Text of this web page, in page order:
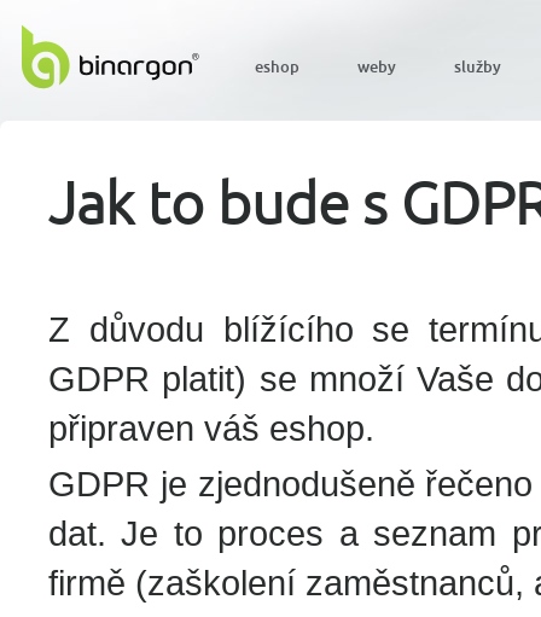
Jak to bude s
Z důvodu blížícího se
GDPR platit) se množí Vaše
připraven váš eshop.
GDPR je zjednodušeně
dat. Je to proces a seznam
firmě (zaškolení zaměstnanců,
eshop weby služby